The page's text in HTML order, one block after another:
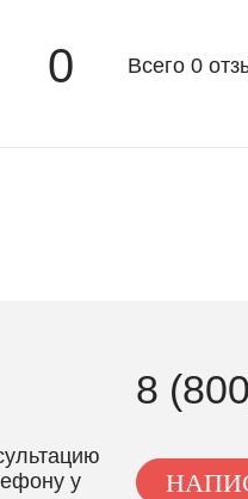
0 Всего 0
у
8